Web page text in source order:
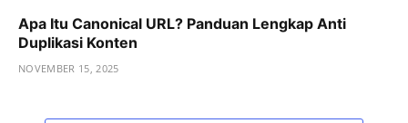
Apa Itu Canonical URL? Panduan Lengkap Anti
Duplikasi Konten
NOVEMBER 15, 2025